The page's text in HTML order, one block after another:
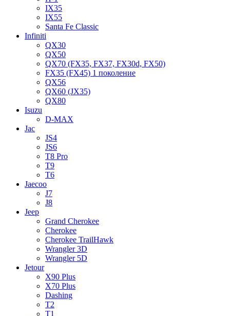
IX35
IX55
Santa Fe Classic
Infiniti
QX30
QX50
QX70 (FX35, FX37, FX30d, FX50)
FX35 (FX45) 1 поколение
QX56
QX60 (JX35)
QX80
Isuzu
D-MAX
Jac
JS4
JS6
T8 Pro
T9
T6
Jaecoo
J7
J8
Jeep
Grand Cherokee
Cherokee
Cherokee TrailHawk
Wrangler 3D
Wrangler 5D
Jetour
X90 Plus
X70 Plus
Dashing
T2
T1